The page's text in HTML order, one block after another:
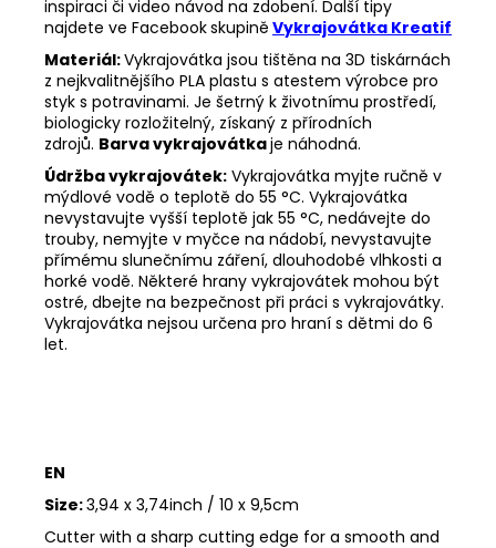
inspiraci či video návod na zdobení. Další tipy
najdete ve Facebookskupině Vykrajovátka Kreatif
Materiál:Vykrajovátka jsou tištěna na 3D tiskárnách
z nejkvalitnějšího PLA plastu s atestem výrobce pro
styk s potravinami. Je šetrný k životnímu prostředí,
biologicky rozložitelný, získaný z přírodních
zdrojů. Barva vykrajovátkaje náhodná.
Údržba vykrajovátek: Vykrajovátka myjte ručně v
mýdlové vodě o teplotě do 55 °C. Vykrajovátka
nevystavujte vyšší teplotě jak 55 °C, nedávejte do
trouby, nemyjte v myčce na nádobí, nevystavujte
přímému slunečnímu záření, dlouhodobé vlhkosti a
horké vodě. Některé hrany vykrajovátek mohou být
ostré, dbejte na bezpečnost při práci s vykrajovátky.
Vykrajovátka nejsou určena pro hraní s dětmi do 6
let.
EN
Size:3,94 x 3,74inch / 10 x 9,5cm
Cutter with a sharp cutting edge for a smooth and